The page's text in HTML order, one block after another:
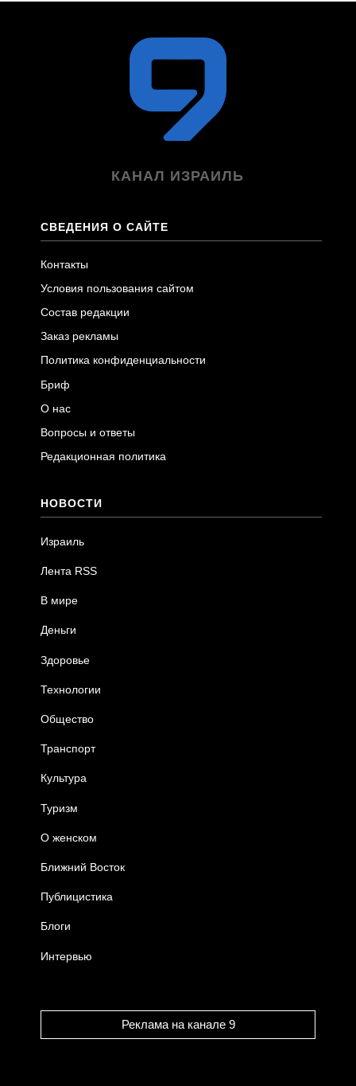
КАНАЛ ИЗРАИЛЬ
СВЕДЕНИЯ О САЙТЕ
Контакты
Условия пользования сайтом
Состав редакции
Заказ рекламы
Политика конфиденциальности
Бриф
О нас
Вопросы и ответы
Редакционная политика
НОВОСТИ
Израиль
Лента RSS
В мире
Деньги
Здоровье
Технологии
Общество
Транспорт
Культура
Туризм
О женском
Ближний Восток
Публицистика
Блоги
Интервью
Реклама на канале 9